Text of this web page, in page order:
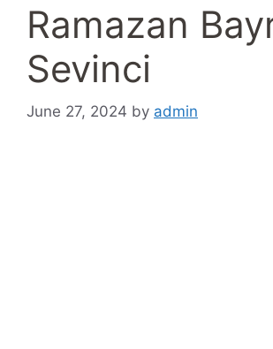
Ramazan
Sevinci
June 27, 2024 by admin